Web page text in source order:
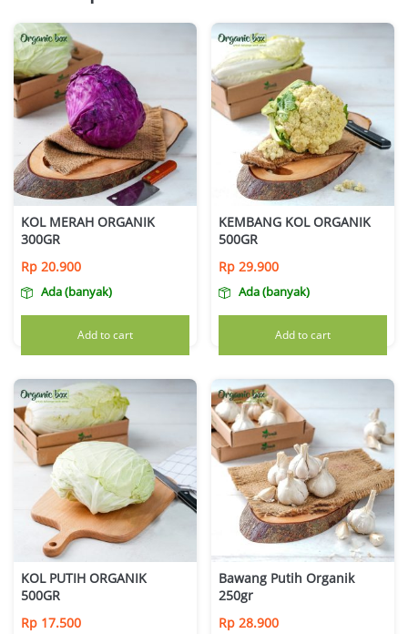
KOL MERAH ORGANIK
300GR
Rp 20.900
Ada (banyak)
Add to cart
KEMBANG KOL ORGANIK
500GR
Rp 29.900
Ada (banyak)
Add to cart
KOL PUTIH ORGANIK
500GR
Rp 17.500
Bawang Putih Organik
250gr
Rp 28.900